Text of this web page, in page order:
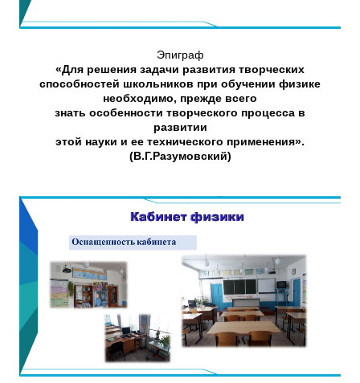
Эпиграф
«Для решения задачи развития творческих
способностей школьников при обучении физике
необходимо, прежде всего
знать особенности творческого процесса в
развитии
этой науки и ее технического применения».
(В.Г.Разумовский)